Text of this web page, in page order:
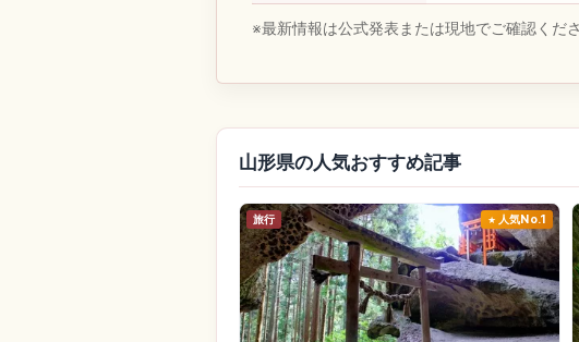
※最新情報は公式発表または現地でご確認くださ
山形県の人気おすすめ記事
旅行 人気No.1